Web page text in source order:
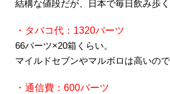
結構な値段だが、日本で毎日飲み歩
・タバコ代：1320バーツ
66バーツ×20箱くらい。
マイルドセブンやマルボロは高いので
・通信費：600バーツ